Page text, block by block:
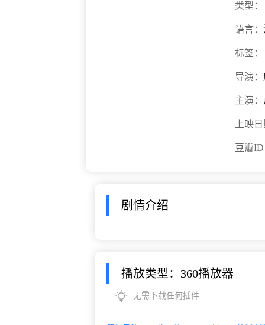
类型：
语言：
标签：
导演：
主演：
上映
豆瓣
剧情介绍
播放类型：360播放器
无需下载任何插件